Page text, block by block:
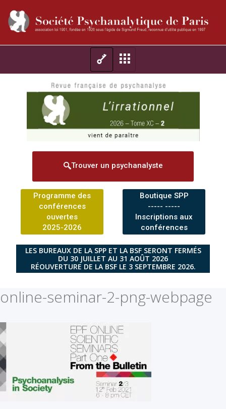
Trouver un psychanalyste
Programme des
conférences
ouvertes
2025-2026
Boutique SPP
----- -----
Inscriptions aux
conférences
LES BUREAUX DE LA SPP ET LA BSF SERONT FERMÉS
DU 30 JUILLET AU 31 AOÛT 2026
RÉOUVERTURE DE LA BSF LE 3 SEPTEMBRE 2026.
online-seminar-2-png-webpage